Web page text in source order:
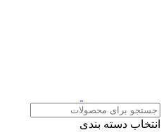
انتخاب دسته بندی